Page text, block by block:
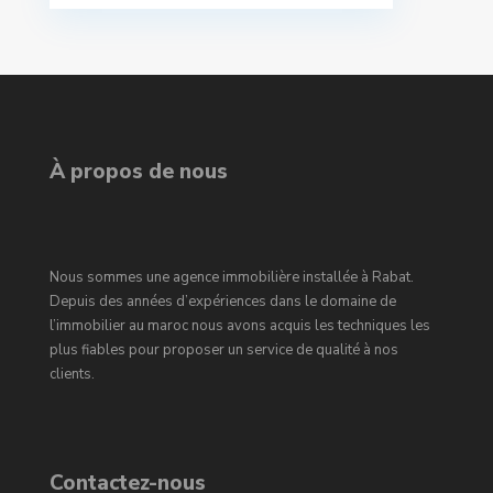
À propos de nous
Nous sommes une agence immobilière installée à Rabat.
Depuis des années d’expériences dans le domaine de
l’immobilier au maroc nous avons acquis les techniques les
plus fiables pour proposer un service de qualité à nos
clients.
Contactez-nous